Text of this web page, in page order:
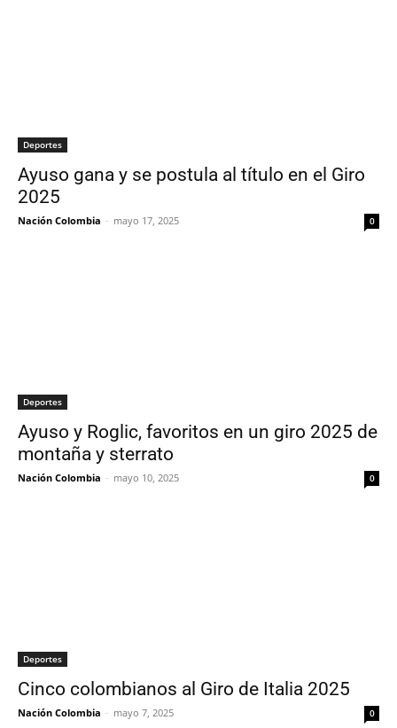
Deportes
Ayuso gana y se postula al título en el Giro
2025
Nación Colombia - mayo 17, 2025 0
Deportes
Ayuso y Roglic, favoritos en un giro 2025 de
montaña y sterrato
Nación Colombia - mayo 10, 2025 0
Deportes
Cinco colombianos al Giro de Italia 2025
Nación Colombia - mayo 7, 2025 0